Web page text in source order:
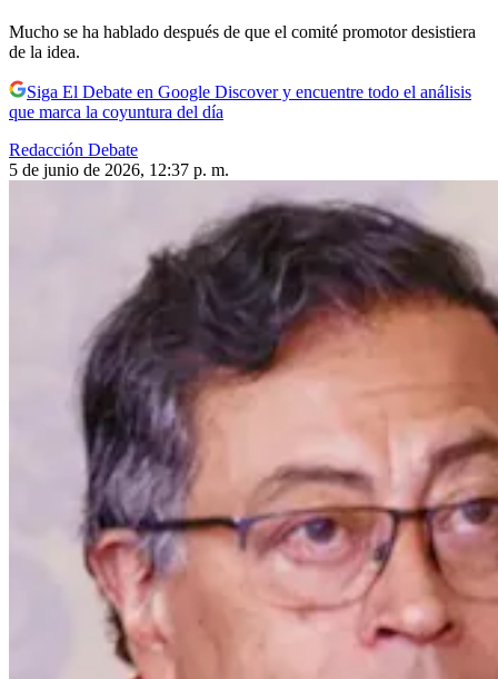
Mucho se ha hablado después de que el comité promotor desistiera
de la idea.
Siga El Debate en Google Discover y encuentre todo el análisis
que marca la coyuntura del día
Redacción Debate
5 de junio de 2026, 12:37 p. m.